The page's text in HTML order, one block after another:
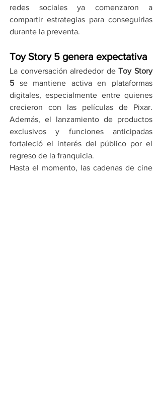
redes sociales ya comenzaron a
compartir estrategias para conseguirlas
durante la preventa.
Toy Story 5 genera expectativa
La conversación alrededor de Toy Story
5 se mantiene activa en plataformas
digitales, especialmente entre quienes
crecieron con las películas de Pixar.
Además, el lanzamiento de productos
exclusivos y funciones anticipadas
fortaleció el interés del público por el
regreso de la franquicia.
Hasta el momento, las cadenas de cine